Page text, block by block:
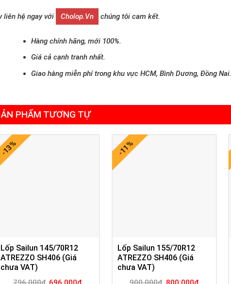
liên hệ ngay với Cholop.vn chúng tôi cam kết.
Hàng chính hãng, mới 100%.
Giá cả cạnh tranh nhất.
Giao hàng miễn phí trong khu vực HCM, Bình Dương, Đồng Nai.
PHẨM TƯƠNG TỰ
Lốp Sailun 145/70R12
ATREZZO SH406 (Giá
chưa VAT)
Giá
Giá
-11%
Lốp Sailun 155/70R12
ATREZZO SH406 (Giá
chưa VAT)
Giá
Giá